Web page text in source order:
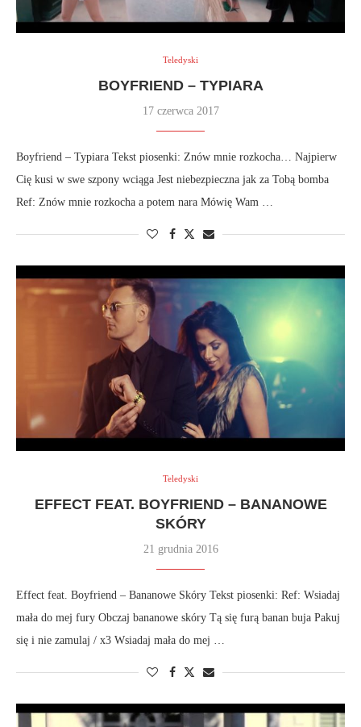
Teledyski
BOYFRIEND – TYPIARA
17 czerwca 2017
Boyfriend – Typiara Tekst piosenki: Znów mnie rozkocha… Najpierw
Cię kusi w swe szpony wciąga Jest niebezpieczna jak za Tobą bomba
Ref: Znów mnie rozkocha a potem nara Mówię Wam …
Teledyski
EFFECT FEAT. BOYFRIEND – BANANOWE
SKÓRY
21 grudnia 2016
Effect feat. Boyfriend – Bananowe Skóry Tekst piosenki: Ref: Wsiadaj
mała do mej fury Obczaj bananowe skóry Tą się furą banan buja Pakuj
się i nie zamulaj / x3 Wsiadaj mała do mej …